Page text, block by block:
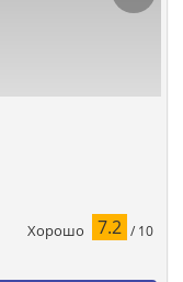
Хорошо 7.2 / 10